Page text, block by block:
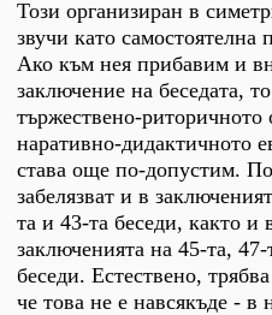
Този организиран в
звучи като самостоятелна
Ако към нея прибавим и
заключение на беседата,
тържествено-риторичното
наративно-дидактичното
става още по-допустим.
забелязват и в
та и 43-та беседи, както и
заключенията на 45-та,
беседи. Естествено,
че това не е навсякъде - в